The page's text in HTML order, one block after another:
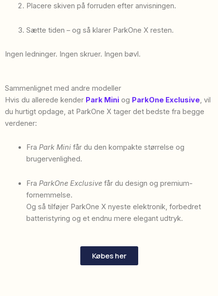
Placere skiven på forruden efter anvisningen.
Sætte tiden – og så klarer ParkOne X resten.
Ingen ledninger. Ingen skruer. Ingen bøvl.
Sammenlignet med andre modeller
Hvis du allerede kender Park Mini og ParkOne Exclusive, vil
du hurtigt opdage, at ParkOne X tager det bedste fra begge
verdener:
Fra Park Minifår du den kompakte størrelse og
brugervenlighed.
Fra ParkOne Exclusivefår du design og premium-
fornemmelse.
Og så tilføjer ParkOne X nyeste elektronik, forbedret
batteristyring og et endnu mere elegant udtryk.
Købes her